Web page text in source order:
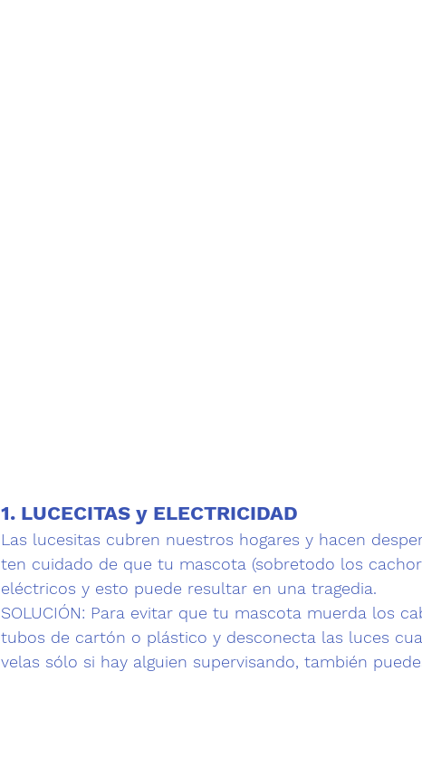
1. LUCECITAS y ELECTRICIDAD
Las lucesitas cubren nuestros hogares y hacen
ten cuidado de que tu mascota (sobretodo los
eléctricos y esto puede resultar en una tragedia.
SOLUCIÓN: Para evitar que tu mascota muerda los
tubos de cartón o plástico y desconecta las luces
velas sólo si hay alguien supervisando, también